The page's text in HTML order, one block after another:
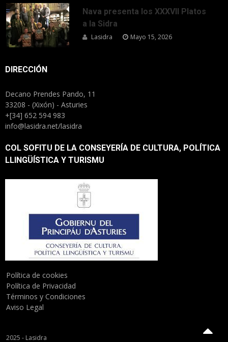
Nava presenta los XXXVII Platos
a la Sidra
Lasidra Mayo 15, 2026
DIRECCIÓN
Decano Prendes Pando, 11
33208 - (Xixón) - Asturies
+[34] 652 594 983
info@lasidra.net/lasidra
COL SOFITU DE LA CONSEYERÍA DE CULTURA, POLÍTICA
LLINGÜÍSTICA Y TURISMU
Política de cookies
Política de Privacidad
Términos y Condiciones
Aviso Legal
2025 - Lasidra